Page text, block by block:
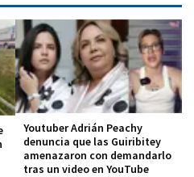
Youtuber Adrián Peachy
denuncia que las Guiribitey
amenazaron con demandarlo
tras un video en YouTube